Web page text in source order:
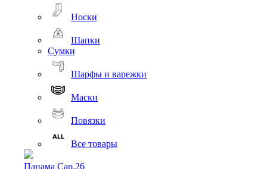
Носки
Шапки
Сумки
Шарфы и варежки
Маски
Повязки
Все товары
Панама Cap.26